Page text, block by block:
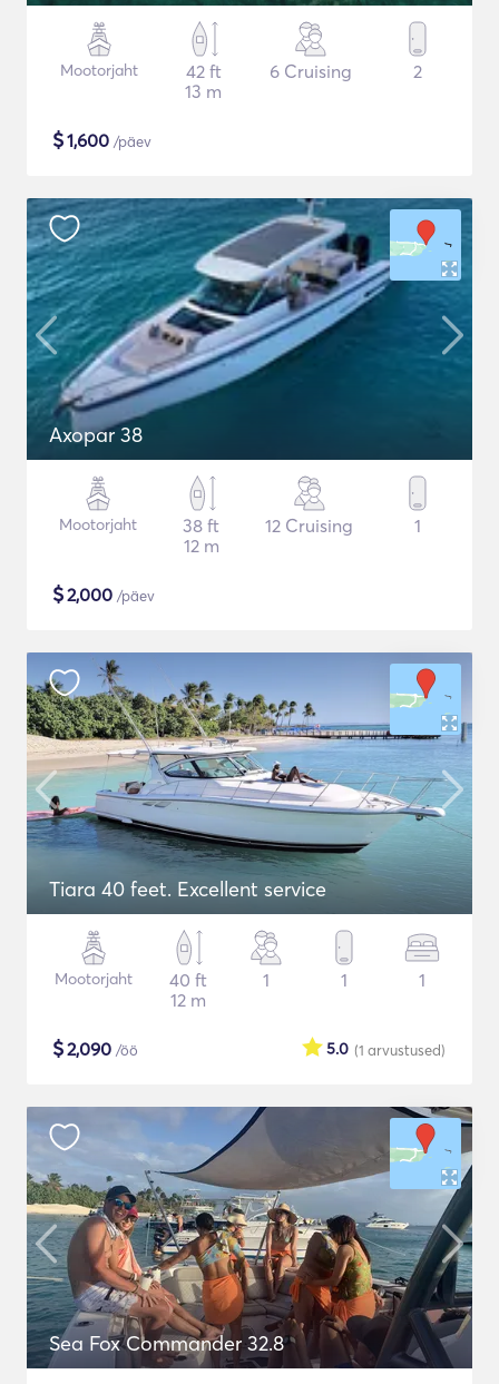
Mootorjaht
42 ft
13 m
6 Cruising 2
$1,600 /päev
Axopar 38
Mootorjaht
38 ft
12 m
12 Cruising 1
$2,000 /päev
Tiara 40 feet. Excellent service
Mootorjaht
40 ft
12 m
1 1 1
$2,090 /öö (1 arvustused)
5.0
Sea Fox Commander 32.8